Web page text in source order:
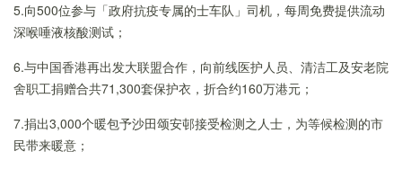
5.向500位参与「政府抗疫专属的士车队」司机，每周免费提供流动
深喉唾液核酸测试；
6.与中国香港再出发大联盟合作，向前线医护人员、清洁工及安老院
舍职工捐赠合共71,300套保护衣，折合约160万港元；
7.捐出3,000个暖包予沙田颂安邨接受检测之人士，为等候检测的市
民带来暖意；